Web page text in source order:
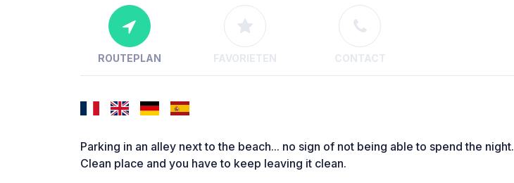
ROUTEPLAN FAVORIETEN CONTACT
Parking in an alley next to the beach... no sign of not being able to spend the night.
Clean place and you have to keep leaving it clean.